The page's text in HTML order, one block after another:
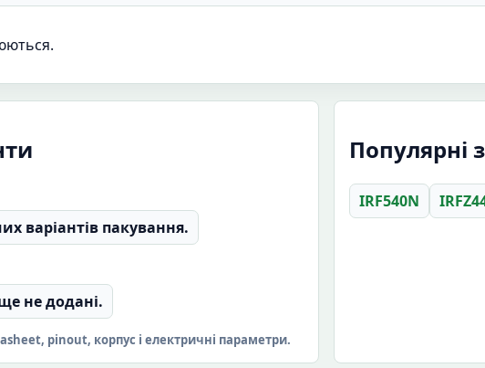
варіантів пакування.
не додані.
pinout, корпус і електричні параметри.
Популярні
IRF540N